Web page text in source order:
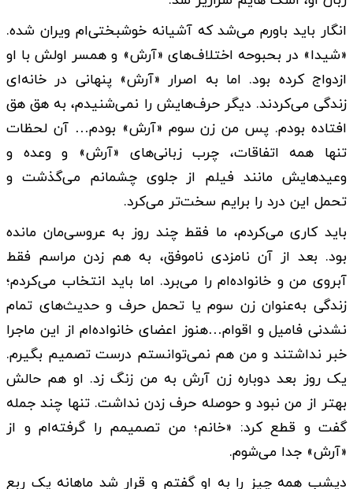
انگار باید باورم می‌شد که آشیانه خوشبختی‌ام ویران شده.
«شیدا» در بحبوحه اختلاف‌های «آرش» و همسر اولش با او
ازدواج کرده بود. اما به اصرار «آرش» پنهانی در خانه‌ای
زندگی می‌کردند. دیگر حرف‌هایش را نمی‌شنیدم، به هق هق
افتاده بودم. پس من زن سوم «آرش» بودم… آن لحظات
تنها همه اتفاقات، چرب زبانی‌های «آرش» و وعده و
وعیدهایش مانند فیلم از جلوی چشمانم می‌گذشت و
تحمل این درد را برایم سخت‌تر می‌کرد.
باید کاری می‌کردم، ما فقط چند روز به عروسی‌مان مانده
بود. بعد از آن نامزدی ناموفق، به هم زدن مراسم فقط
آبروی من و خانواده‌ام را می‌برد. اما باید انتخاب می‌کردم؛
زندگی به‌عنوان زن سوم یا تحمل حرف و حدیث‌های تمام
نشدنی فامیل و اقوام…هنوز اعضای خانواده‌ام از این ماجرا
خبر نداشتند و من هم نمی‌توانستم درست تصمیم بگیرم.
یک روز بعد دوباره زن آرش به من زنگ زد. او هم حالش
بهتر از من نبود و حوصله حرف زدن نداشت. تنها چند جمله
گفت و قطع کرد: «خانم؛ من تصمیمم را گرفته‌ام و از
«آرش» جدا می‌شوم.
دیشب همه چیز را به او گفتم و قرار شد ماهانه یک ربع